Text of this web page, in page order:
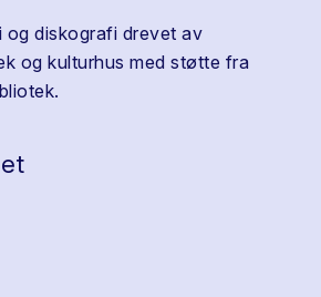
og diskografi drevet av
og kulturhus med støtte fra